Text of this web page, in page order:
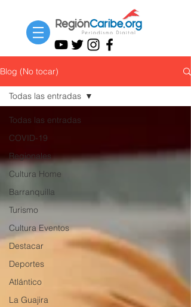
Blog (No tocar)
Todas las entradas
COVID-19
Regionales
Cultura Home
Barranquilla
Turismo
Cultura Eventos
Destacar
Deportes
Atlántico
La Guajira
Todas las entradas